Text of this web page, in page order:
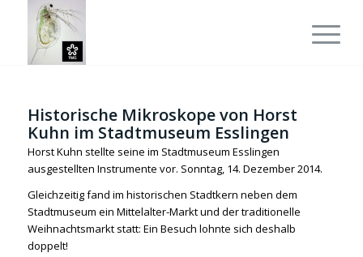
Historische Mikroskope von Horst
Kuhn im Stadtmuseum Esslingen
Horst Kuhn stellte seine im Stadtmuseum Esslingen
ausgestellten Instrumente vor. Sonntag, 14. Dezember 2014.
Gleichzeitig fand im historischen Stadtkern neben dem
Stadtmuseum ein Mittelalter-Markt und der traditionelle
Weihnachtsmarkt statt: Ein Besuch lohnte sich deshalb
doppelt!